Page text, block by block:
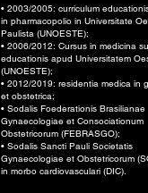
• 2003/2005: curriculum
in pharmacopolio in Universitate
Paulista (UNOESTE);
• 2006/2012: Cursus in medicina
educationis apud Universitatem
(UNOESTE);
• 2012/2019: residentia medica in
et obstetrica;
• Sodalis Foederationis Brasilianae
Gynaecologiae et Consociationum
Obstetricorum (FEBRASGO);
• Sodalis Sancti Pauli Societatis
Gynaecologiae et Obstetricorum
in morbo cardiovasculari (DIC).